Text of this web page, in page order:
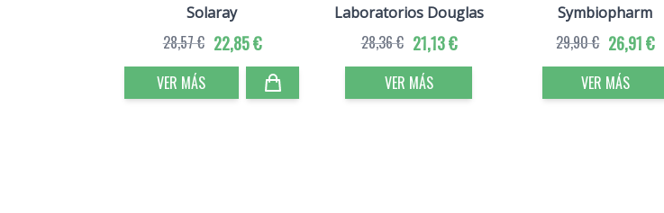
Solaray
22,85 €
28,57 €
VER MÁS
Laboratorios Douglas
21,13 €
28,36 €
VER MÁS
Symbiopharm
26,91 €
29,90 €
VER MÁS